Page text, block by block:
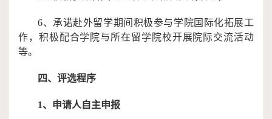
6、承诺赴外留学期间积极参与学院国际化拓展工
作，积极配合学院与所在留学院校开展院际交流活动
等。
四、评选程序
1、申请人自主申报